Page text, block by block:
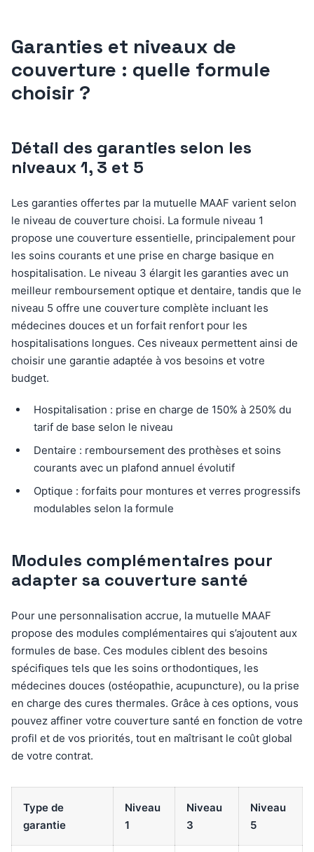
Garanties et niveaux de
couverture : quelle formule
choisir ?
Détail des garanties selon les
niveaux 1, 3 et 5
Les garanties offertes par la mutuelle MAAF varient selon
le niveau de couverture choisi. La formule niveau 1
propose une couverture essentielle, principalement pour
les soins courants et une prise en charge basique en
hospitalisation. Le niveau 3 élargit les garanties avec un
meilleur remboursement optique et dentaire, tandis que le
niveau 5 offre une couverture complète incluant les
médecines douces et un forfait renfort pour les
hospitalisations longues. Ces niveaux permettent ainsi de
choisir une garantie adaptée à vos besoins et votre
budget.
Hospitalisation : prise en charge de 150% à 250% du
tarif de base selon le niveau
Dentaire : remboursement des prothèses et soins
courants avec un plafond annuel évolutif
Optique : forfaits pour montures et verres progressifs
modulables selon la formule
Modules complémentaires pour
adapter sa couverture santé
Pour une personnalisation accrue, la mutuelle MAAF
propose des modules complémentaires qui s’ajoutent aux
formules de base. Ces modules ciblent des besoins
spécifiques tels que les soins orthodontiques, les
médecines douces (ostéopathie, acupuncture), ou la prise
en charge des cures thermales. Grâce à ces options, vous
pouvez affiner votre couverture santé en fonction de votre
profil et de vos priorités, tout en maîtrisant le coût global
de votre contrat.
Type de
garantie
Niveau
1
Niveau
3
Niveau
5